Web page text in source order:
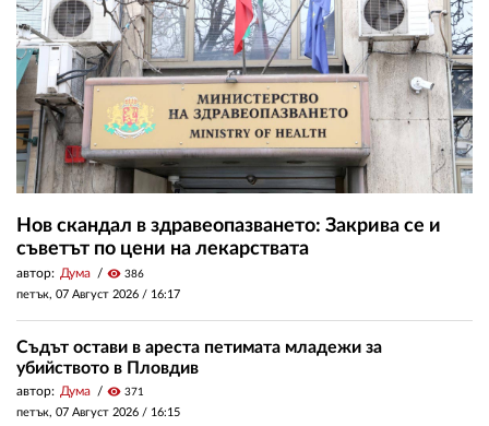
Нов скандал в здравеопазването: Закрива се и
съветът по цени на лекарствата
автор: Дума visibility 386
петък, 07 Август 2026 / 16:17
Съдът остави в ареста петимата младежи за
убийството в Пловдив
автор: Дума visibility 371
петък, 07 Август 2026 / 16:15